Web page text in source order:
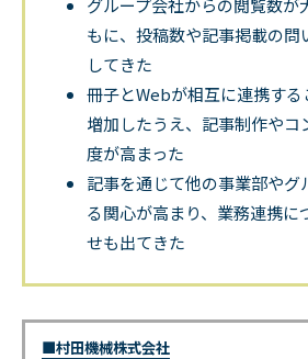
グループ会社からの閲覧数が
もに、投稿数や記事掲載の問
してきた
冊子とWebが相互に連携す
増加したうえ、記事制作やコ
度が高まった
記事を通じて他の事業部やグ
る関心が高まり、業務連携に
せも出てきた
■村田機械株式会社